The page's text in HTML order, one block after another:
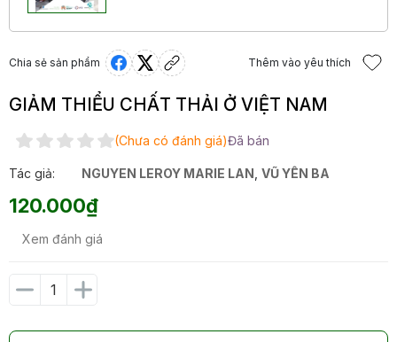
Chia sẻ sản phẩm Thêm vào yêu thích
GIẢM THIỂU CHẤT THẢI Ở VIỆT NAM
(Chưa có đánh giá)Đã bán
Tác giả: NGUYEN LEROY MARIE LAN VŨ YÊN BA
120.000₫
Xem đánh giá